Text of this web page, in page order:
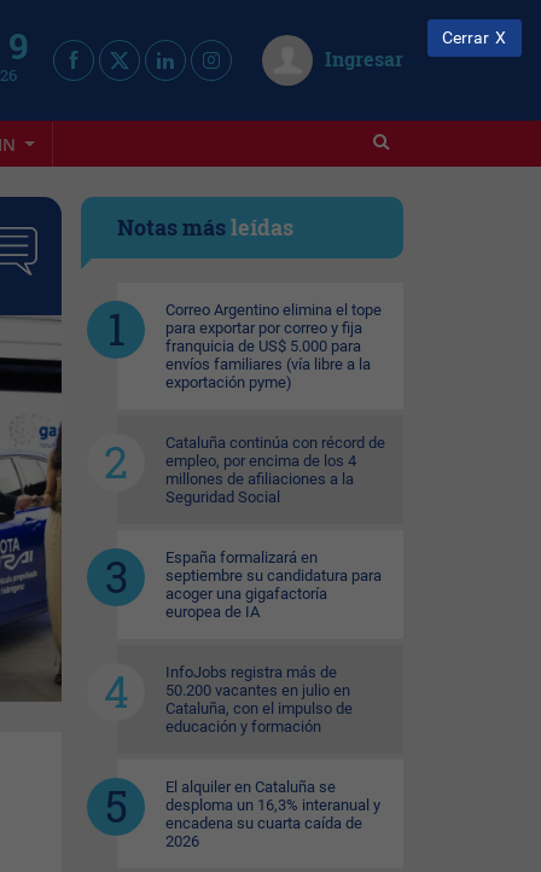
Ingresar
Notas másleídas
Correo Argentino elimina el tope
para exportar por correo y fija
franquicia de US$ 5.000 para
envíos familiares (vía libre a la
exportación pyme)
Cataluña continúa con récord de
empleo, por encima de los 4
millones de afiliaciones a la
Seguridad Social
España formalizará en
septiembre su candidatura para
acoger una gigafactoría
europea de IA
InfoJobs registra más de
50.200 vacantes en julio en
Cataluña, con el impulso de
educación y formación
El alquiler en Cataluña se
desploma un 16,3% interanual y
encadena su cuarta caída de
2026
Cerrar